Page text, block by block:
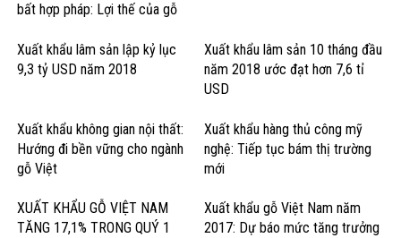
bất hợp pháp: Lợi thế của gỗ
Xuất khẩu lâm sản lập kỷ lục
9,3 tỷ USD năm 2018
Xuất khẩu lâm sản 10 tháng đầu
năm 2018 ước đạt hơn 7,6 tỉ
USD
Xuất khẩu không gian nội thất:
Hướng đi bền vững cho ngành
gỗ Việt
Xuất khẩu hàng thủ công mỹ
nghệ: Tiếp tục bám thị trường
mới
XUẤT KHẨU GỖ VIỆT NAM
TĂNG 17,1% TRONG QUÝ 1
Xuất khẩu gỗ Việt Nam năm
2017: Dự báo mức tăng trưởng